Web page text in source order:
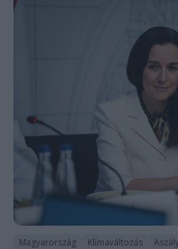
Magyarország Klímaváltozás